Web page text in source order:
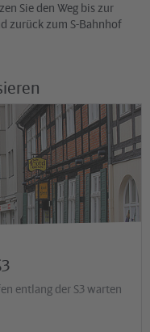
Sie den Weg bis zur
zurück zum S-Bahnhof
entlang der S3 warten